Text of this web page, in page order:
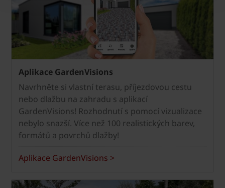
Aplikace GardenVisions
Navrhněte si vlastní terasu, příjezdovou cestu
nebo dlažbu na zahradu s aplikací
GardenVisions! Rozhodnutí s pomocí vizualizace
nebylo snazší. Více než 100 realistických barev,
formátů a povrchů dlažby!
Aplikace GardenVisions >